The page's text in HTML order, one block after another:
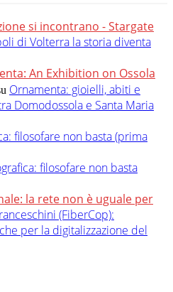
si incontrano - Stargate
di Volterra la storia diventa
An Exhibition on Ossola
Ornamenta: gioielli, abiti e
Domodossola e Santa Maria
filosofare non basta (prima
filosofare non basta
la rete non è uguale per
(FiberCop):
per la digitalizzazione del